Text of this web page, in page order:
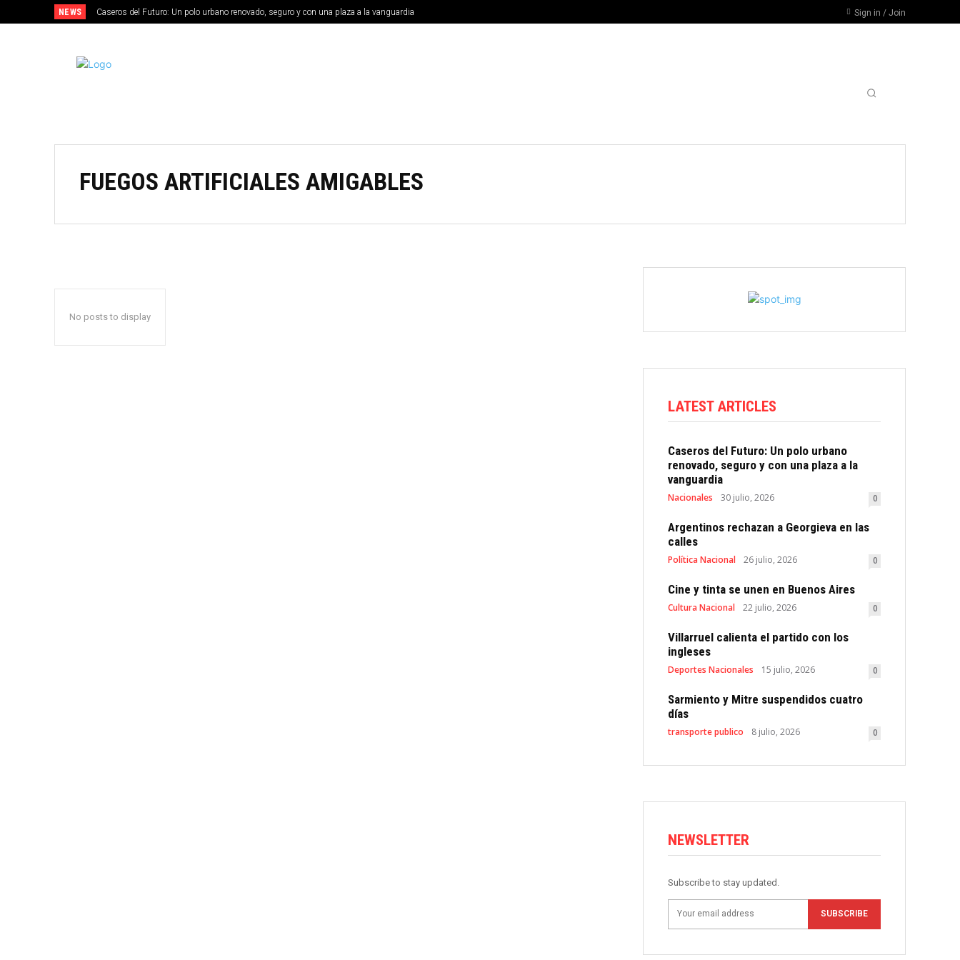
NEWS Caseros del Futuro: Un polo urbano renovado, seguro y con una plaza a la vanguardia Sign in / Join
FUEGOS ARTIFICIALES AMIGABLES
No posts to display
LATEST ARTICLES
Caseros del Futuro: Un polo urbano
renovado, seguro y con una plaza a la
vanguardia
Nacionales 30 julio, 2026 0
Argentinos rechazan a Georgieva en las
calles
Política Nacional 26 julio, 2026 0
Cine y tinta se unen en Buenos Aires
Cultura Nacional 22 julio, 2026 0
Villarruel calienta el partido con los
ingleses
Deportes Nacionales 15 julio, 2026 0
Sarmiento y Mitre suspendidos cuatro
días
transporte publico 8 julio, 2026 0
NEWSLETTER
Subscribe to stay updated.
SUBSCRIBE